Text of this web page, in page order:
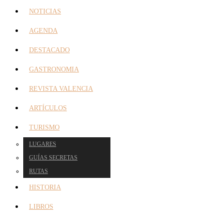
NOTICIAS
AGENDA
DESTACADO
GASTRONOMIA
REVISTA VALENCIA
ARTÍCULOS
TURISMO
LUGARES
GUÍAS SECRETAS
RUTAS
HISTORIA
LIBROS